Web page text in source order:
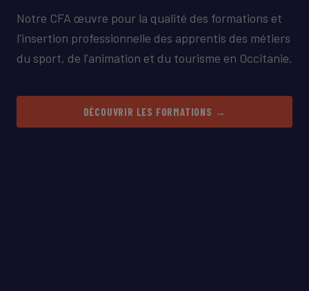
Notre CFA œuvre pour la qualité des formations et
l'insertion professionnelle des apprentis des métiers
du sport, de l'animation et du tourisme en Occitanie.
DÉCOUVRIR LES FORMATIONS →